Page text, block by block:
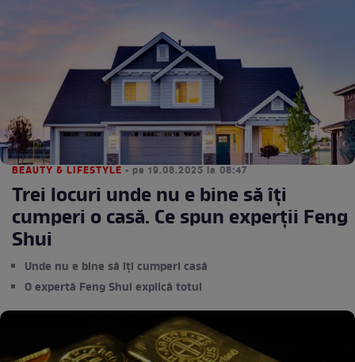
BEAUTY & LIFESTYLE • pe 19.08.2025 la 08:47
Trei locuri unde nu e bine să îți
cumperi o casă. Ce spun experții Feng
Shui
Unde nu e bine să îți cumperi casă
O expertă Feng Shui explică totul